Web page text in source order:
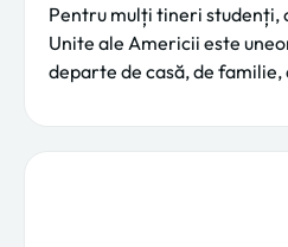
Pentru mulți tineri studenți,
Unite ale Americii este
departe de casă, de